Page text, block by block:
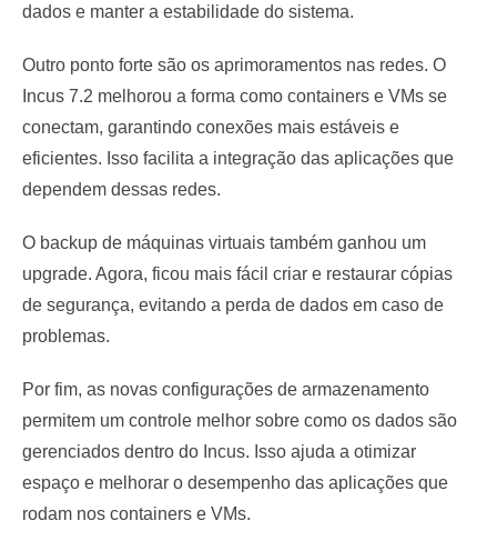
dados e manter a estabilidade do sistema.
Outro ponto forte são os aprimoramentos nas redes. O
Incus 7.2 melhorou a forma como containers e VMs se
conectam, garantindo conexões mais estáveis e
eficientes. Isso facilita a integração das aplicações que
dependem dessas redes.
O backup de máquinas virtuais também ganhou um
upgrade. Agora, ficou mais fácil criar e restaurar cópias
de segurança, evitando a perda de dados em caso de
problemas.
Por fim, as novas configurações de armazenamento
permitem um controle melhor sobre como os dados são
gerenciados dentro do Incus. Isso ajuda a otimizar
espaço e melhorar o desempenho das aplicações que
rodam nos containers e VMs.